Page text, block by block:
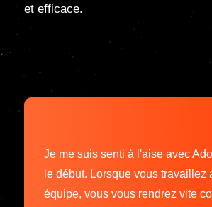
et efficace.
Je me suis senti à l'aise avec
le début. Lorsque vous travaillez
équipe, vous vous rendrez vite